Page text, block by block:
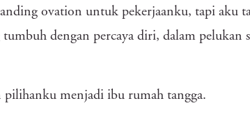
ovation untuk pekerjaanku, tapi aku
dengan percaya diri, dalam pelukan
pilihanku menjadi ibu rumah tangga.